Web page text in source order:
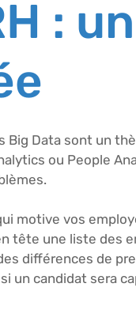
:
Big Data sont un
ou People
motive vos
tête une liste des
différences de
un candidat sera